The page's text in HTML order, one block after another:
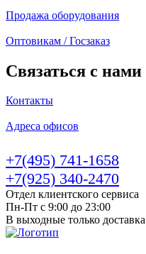
Продажа оборудования
Оптовикам / Госзаказ
Связаться с нами
Контакты
Адреса офисов
+7(495) 741-1658
+7(925) 340-2470
Отдел клиентского сервиса
Пн-Пт с 9:00 до 23:00
В выходные только доставка